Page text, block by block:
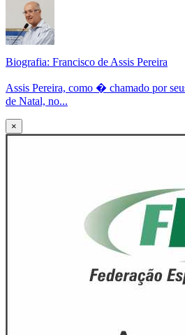
Biografia: Francisco de Assis Pereira
Assis Pereira, como � chamado por
de Natal, no...
×